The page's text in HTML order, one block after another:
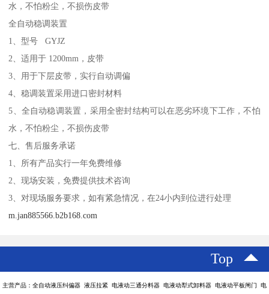
水，不怕粉尘，不损伤皮带
全自动稳调装置
1、型号 GYJZ
2、适用于 1200mm，皮带
3、用于下层皮带，实行自动调偏
4、稳调装置采用进口密封材料
5、全自动稳调装置，采用全密封结构可以在恶劣环境下工作，不怕
水，不怕粉尘，不损伤皮带
七、售后服务承诺
1、所有产品实行一年免费维修
2、现场安装，免费提供技术咨询
3、对现场服务要求，如有紧急情况，在24小内到位进行处理
m.jan885566.b2b168.com
Top
主营产品：全自动液压纠偏器 液压拉紧 电液动三通分料器 电液动犁式卸料器 电液动平板闸门 电